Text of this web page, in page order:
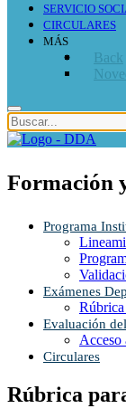
SERVICIO
CIRCULARES
MÁS
Back
Formación
Programa
Exámenes
Evaluación
Acceso
Circulares
Rúbrica